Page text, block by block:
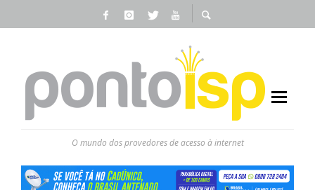
O mundo dos provedores de acesso à internet